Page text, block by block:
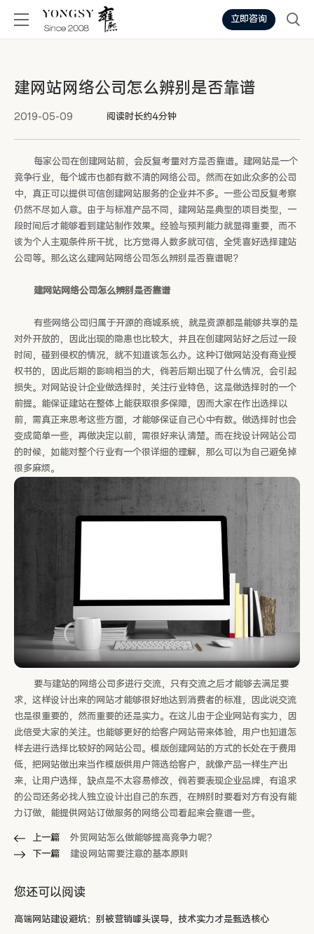
立即咨询
建网站网络公司怎么辨别是否靠谱
2019-05-09 阅读时长约4分钟
每家公司在创建网站前，会反复考量对方是否靠谱。建网站是一个
竞争行业，每个城市也都有数不清的网络公司。然而在如此众多的公司
中，真正可以提供可信创建网站服务的企业并不多。一些公司反复考察
仍然不尽如人意。由于与标准产品不同，建网站是典型的项目类型，一
段时间后才能够看到建站制作效果。经验与预判能力就显得重要，而不
该为个人主观条件所干扰，比方觉得人数多就可信，全凭喜好选择建站
公司等。那么这么建网站网络公司怎么辨别是否靠谱呢？
建网站网络公司怎么辨别是否靠谱
有些网络公司归属于开源的商城系统，就是资源都是能够共享的是
对外开放的，因此出现的隐患也比较大，并且在创建网站好之后过一段
时间，碰到侵权的情况，就不知道该怎么办。这种订做网站没有商业授
权书的，因此后期的影响相当的大，倘若后期出现了什么情况，会引起
损失。对网站设计企业做选择时，关注行业特色，这是做选择时的一个
前提。能保证建站在整体上能获取很多保障，因而大家在作出选择以
前，需真正来思考这些方面，才能够保证自己心中有数。做选择时也会
变成简单一些，再做决定以前，需很好来认清楚。而在找设计网站公司
的时候，如能对整个行业有一个很详细的理解，那么可以为自己避免掉
很多麻烦。
要与建站的网络公司多进行交流，只有交流之后才能够去满足要
求，这样设计出来的网站才能够很好地达到消费者的标准，因此说交流
也是很重要的，然而重要的还是实力。在这儿由于企业网站有实力，因
此倍受大家的关注。也能够更好的给客户网站带来体验，用户也知道怎
样去进行选择比较好的网站公司。模版创建网站的方式的长处在于费用
低，把网站做出来当作模版供用户筛选给客户，就像产品一样生产出
来，让用户选择，缺点是不太容易修改，倘若要表现企业品牌，有追求
的公司还务必找人独立设计出自己的东西，在辨别时要看对方有没有能
力订做，能提供网站订做服务的网络公司看起来会靠谱一些。
上一篇
外贸网站怎么做能够提高竞争力呢?
下一篇
建设网站需要注意的基本原则
您还可以阅读
高端网站建设避坑：别被营销噱头误导，技术实力才是甄选核心